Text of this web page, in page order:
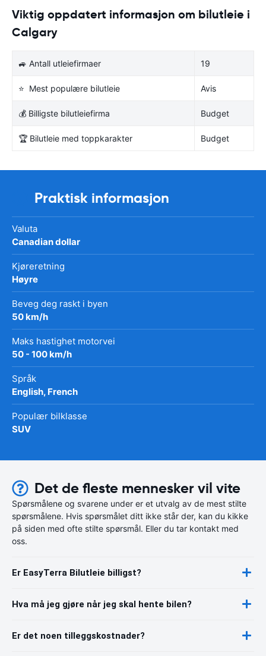
Viktig oppdatert informasjon om bilutleie i
Calgary
🚙 Antall utleiefirmaer 19
⭐ Mest populære bilutleie Avis
💰 Billigste bilutleiefirma Budget
🏆 Bilutleie med toppkarakter Budget
Praktisk informasjon
Valuta
Canadian dollar
Kjøreretning
Høyre
Beveg deg raskt i byen
50 km/h
Maks hastighet motorvei
50 - 100 km/h
Språk
English, French
Populær bilklasse
SUV
Det de fleste mennesker vil vite
Spørsmålene og svarene under er et utvalg av de mest stilte
spørsmålene. Hvis spørsmålet ditt ikke står der, kan du kikke
på siden med ofte stilte spørsmål. Eller du tar kontakt med
oss.
Er EasyTerra Bilutleie billigst?
Hva må jeg gjøre når jeg skal hente bilen?
Er det noen tilleggskostnader?